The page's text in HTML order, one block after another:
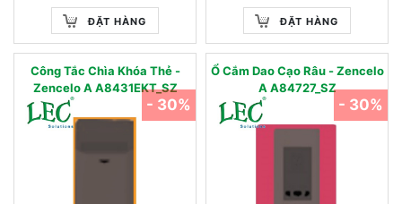
ĐẶT HÀNG ĐẶT HÀNG
Công Tắc Chìa Khóa Thẻ -
Zencelo A A8431EKT_SZ
- 30%
Ổ Cắm Dao Cạo Râu - Zencelo
A A84727_SZ
- 30%